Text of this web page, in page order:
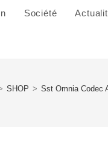
Société
SHOP > Sst Omnia Codec